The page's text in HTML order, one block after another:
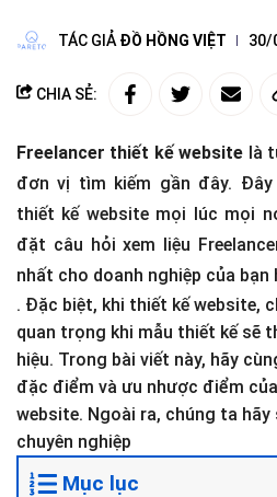
TÁC GIẢ ĐỒ HỒNG VIỆT 30/
CHIA SẺ:
Freelancer thiết kế website là
đơn vị tìm kiếm gần đây.
thiết kế website mọi lúc mọi
đặt câu hỏi xem liệu
nhất cho doanh nghiệp của bạn
. Đặc biệt, khi thiết kế website,
quan trọng khi mẫu thiết kế sẽ
hiệu. Trong bài viết này, hãy
đặc điểm và ưu nhược điểm
website. Ngoài ra, chúng ta
chuyên nghiệp
Mục lục